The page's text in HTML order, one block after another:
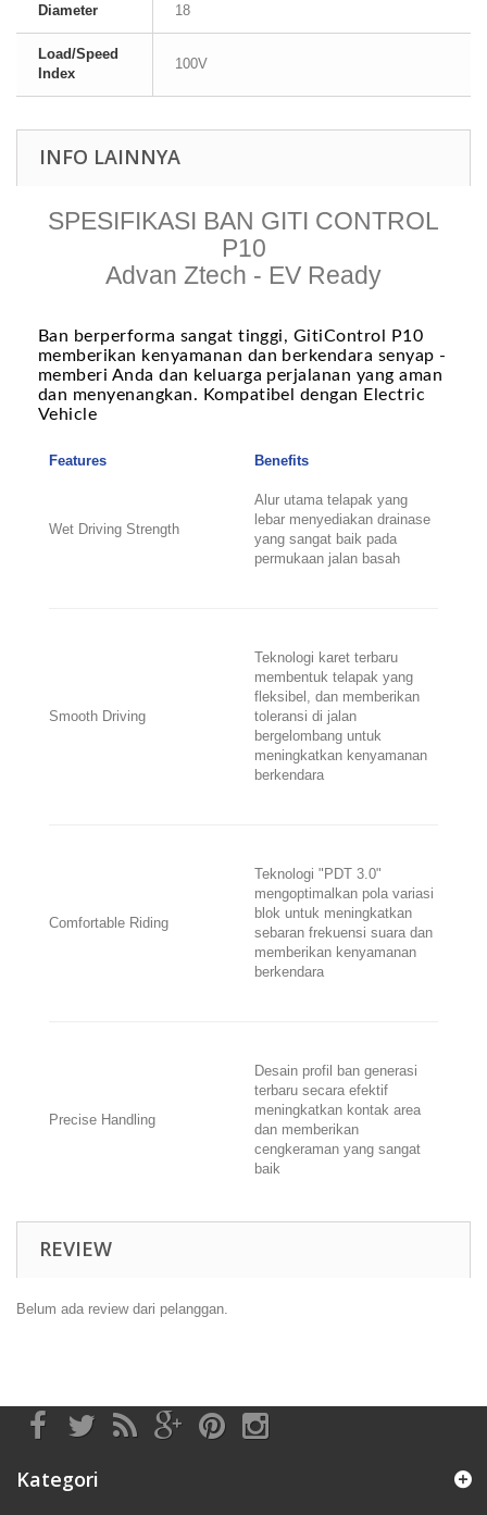
Diameter 18
Load/Speed
Index
100V
INFO LAINNYA
SPESIFIKASI BAN GITI CONTROL
P10
Advan Ztech - EV Ready
Ban berperforma sangat tinggi, GitiControl P10
memberikan kenyamanan dan berkendara senyap -
memberi Anda dan keluarga perjalanan yang aman
dan menyenangkan. Kompatibel dengan Electric
Vehicle
Features Benefits
Wet Driving Strength
Alur utama telapak yang
lebar menyediakan drainase
yang sangat baik pada
permukaan jalan basah
Smooth Driving
Teknologi karet terbaru
membentuk telapak yang
fleksibel, dan memberikan
toleransi di jalan
bergelombang untuk
meningkatkan kenyamanan
berkendara
Comfortable Riding
Teknologi "PDT 3.0"
mengoptimalkan pola variasi
blok untuk meningkatkan
sebaran frekuensi suara dan
memberikan kenyamanan
berkendara
Precise Handling
Desain profil ban generasi
terbaru secara efektif
meningkatkan kontak area
dan memberikan
cengkeraman yang sangat
baik
REVIEW
Belum ada review dari pelanggan.
Kategori